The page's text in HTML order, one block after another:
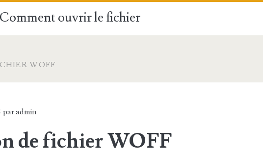
ouvrir le fichier
WOFF
paradmin
de fichier WOFF